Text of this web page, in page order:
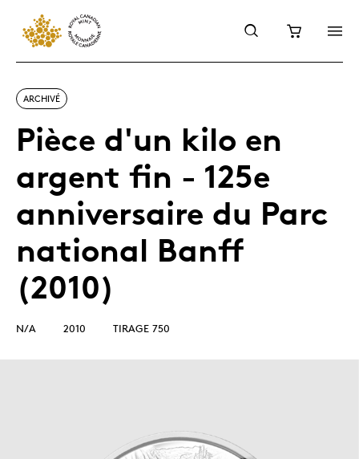
ARCHIVÉ
Pièce d'un kilo en
argent fin - 125e
anniversaire du Parc
national Banff
(2010)
N/A 2010 TIRAGE 750